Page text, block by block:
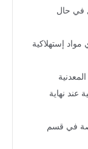
في حال
إستهلاكية
عند نهاية
في قسم